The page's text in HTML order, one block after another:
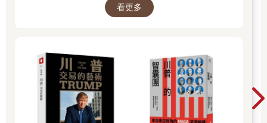
看更多